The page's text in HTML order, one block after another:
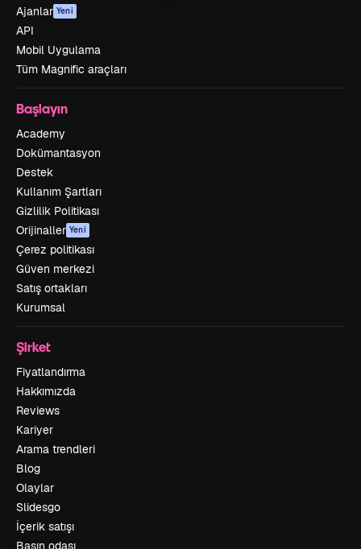
Ajanlar Yeni
API
Mobil Uygulama
Tüm Magnific araçları
Başlayın
Academy
Dokümantasyon
Destek
Kullanım Şartları
Gizlilik Politikası
Orijinaller Yeni
Çerez politikası
Güven merkezi
Satış ortakları
Kurumsal
Şirket
Fiyatlandırma
Hakkımızda
Reviews
Kariyer
Arama trendleri
Blog
Olaylar
Slidesgo
İçerik satışı
Basın odası